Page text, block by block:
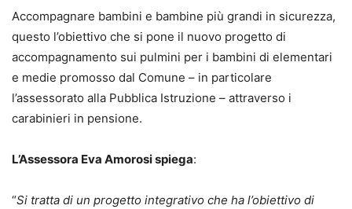
Accompagnare bambini e bambine più grandi in sicurezza,
questo l’obiettivo che si pone il nuovo progetto di
accompagnamento sui pulmini per i bambini di elementari
e medie promosso dal Comune – in particolare
l’assessorato alla Pubblica Istruzione – attraverso i
carabinieri in pensione.
L’Assessora Eva Amorosi spiega:
“Si tratta di un progetto integrativo che ha l’obiettivo di